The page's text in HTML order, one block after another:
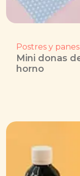
Postres y panes
Mini donas
horno